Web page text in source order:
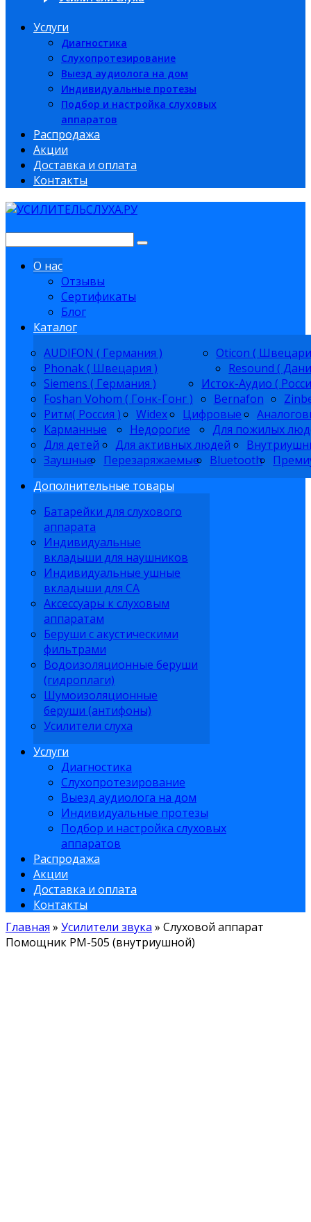
Услуги
Диагностика
Слухопротезирование
Выезд аудиолога на дом
Индивидуальные протезы
Подбор и настройка слуховых
аппаратов
Распродажа
Акции
Доставка и оплата
Контакты
О нас
Отзывы
Сертификаты
Блог
Каталог
AUDIFON ( Германия )
Oticon (
Phonak ( Швецария )
Resound (
Siemens ( Германия )
Исток-Аудио (
Foshan Vohom ( Гонк-Гонг )
Bernafon
Ритм( Россия )
Widex Цифровые
Карманные
Недорогие
Для пожилых
Для детей
Для активных людей
Заушные
Перезаряжаемые Bluetooth
Дополнительные товары
Батарейки для слухового
аппарата
Индивидуальные
вкладыши для наушников
Индивидуальные ушные
вкладыши для СА
Аксессуары к слуховым
аппаратам
Беруши с акустическими
фильтрами
Водоизоляционные беруши
(гидроплаги)
Шумоизоляционные
беруши (антифоны)
Усилители слуха
Услуги
Диагностика
Слухопротезирование
Выезд аудиолога на дом
Индивидуальные протезы
Подбор и настройка слуховых
аппаратов
Распродажа
Акции
Доставка и оплата
Контакты
Главная » Усилители звука » Слуховой аппарат
Помощник РМ-505 (внутриушной)